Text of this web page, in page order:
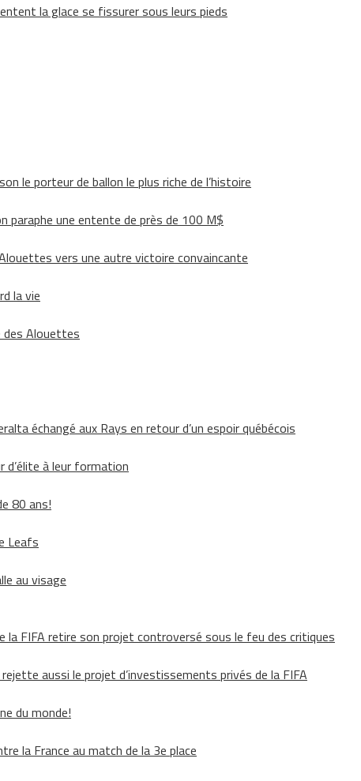
la glace se fissurer sous leurs pieds
le porteur de ballon le plus riche de l’histoire
paraphe une entente de près de 100 M$
vers une autre victoire convaincante
la vie
des Alouettes
échangé aux Rays en retour d’un espoir québécois
d’élite à leur formation
80 ans!
Leafs
au visage
la FIFA retire son projet controversé sous le feu des critiques
rejette aussi le projet d’investissements privés de la FIFA
du monde!
la France au match de la 3e place